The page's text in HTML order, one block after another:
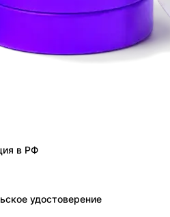
в РФ
удостоверение